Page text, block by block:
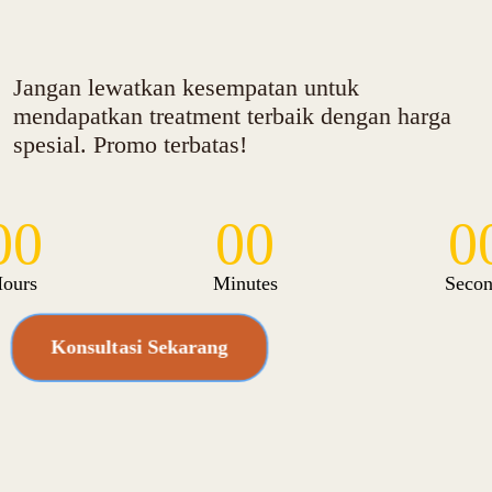
Jangan lewatkan kesempatan untuk
mendapatkan treatment terbaik dengan harga
spesial. Promo terbatas!
00
Minutes
Konsultasi Sekarang